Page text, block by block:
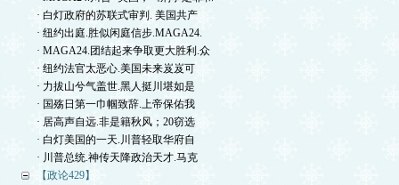
· 白灯政府的苏联式审判. 美国共产
· 纽约出庭.胜似闲庭信步.MAGA24.
· MAGA24.团结起来争取更大胜利.众
· 纽约法官太恶心.美国未来岌岌可
· 力拔山兮气盖世.黑人挺川堪如是
· 国殇日第一巾帼致辞.上帝保佑我
· 居高声自远.非是籍秋风；20窃选
· 白灯美国的一天.川普轻取华府自
· 川普总统.神传天降政治天才.马克
【政论429】